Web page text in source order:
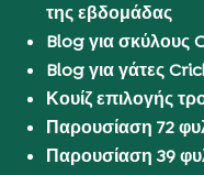
της εβδομάδας
Blog για σκύλους
Blog για γάτες
Κουίζ επιλογής
Παρουσίαση 72
Παρουσίαση 39